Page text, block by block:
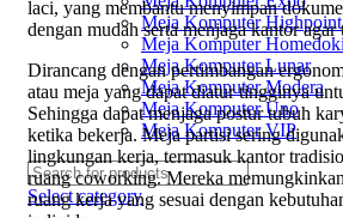
Meja Komputer Highpoint
Meja Komputer Homedoki
Meja Komputer Lunar
Meja Komputer Modera
Meja Komputer Uno
Meja Komputer VIP
Select category
laci, yang membantu menyimpan
dengan mudah serta menjaga kantor agar
Dirancang dengan pertimbangan
atau meja yang dapat diatur tingginya
Sehingga dapat menjaga postur tubuh
ketika bekerja. Meja partisi sering
lingkungan kerja, termasuk kantor
ruang coworking. Mereka
ruang kerja yang sesuai dengan